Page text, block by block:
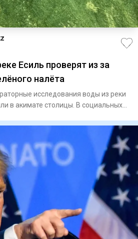
Есиль проверят из за
налёта
исследования воды из реки
в акимате столицы. В социальных